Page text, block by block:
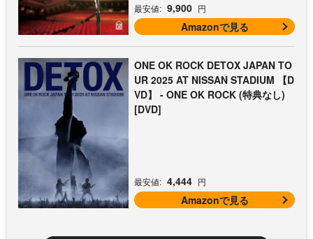
最安値: 9,900 円
Amazonで見る
ONE OK ROCK DETOX JAPAN TO
UR 2025 AT NISSAN STADIUM 【D
VD】 - ONE OK ROCK (特典なし)
[DVD]
最安値: 4,444 円
Amazonで見る